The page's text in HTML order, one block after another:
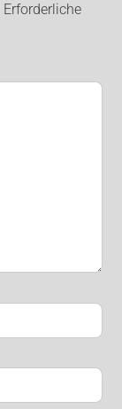
Erforderliche